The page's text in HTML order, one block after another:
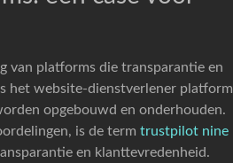
van platforms die transparantie en
het website-dienstverlener platform
opgebouwd en onderhouden.
is de term trustpilot nine
en klanttevredenheid.